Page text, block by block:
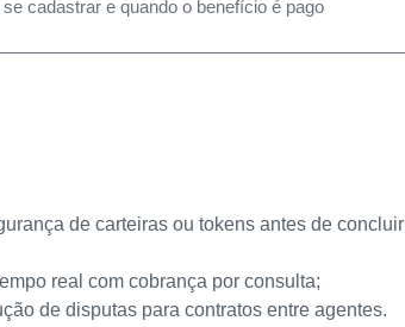
cadastrar e quando o benefício é pago
de carteiras ou tokens antes de concluir
real com cobrança por consulta;
de disputas para contratos entre agentes.